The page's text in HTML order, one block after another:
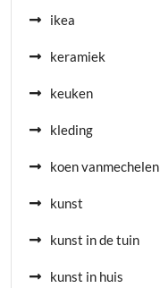
ikea
keramiek
keuken
kleding
koen vanmechelen
kunst
kunst in de tuin
kunst in huis